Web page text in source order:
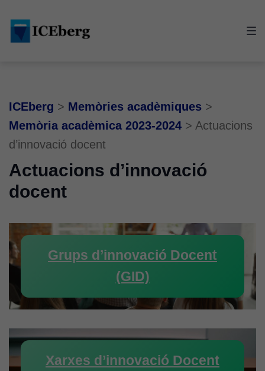
main
content
footer
ICEberg > Memòries acadèmiques >
Memòria acadèmica 2023-2024 > Actuacions
d’innovació docent
Actuacions d’innovació
docent
Grups d’innovació Docent
(GID)
Xarxes d’innovació Docent